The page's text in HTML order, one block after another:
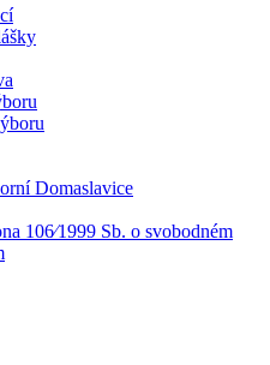
Domaslavice
106⁄1999 Sb. o svobodném